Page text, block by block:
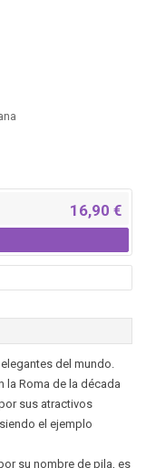
16,90 €
del mundo.
la Roma de la década
sus atractivos
el ejemplo
su nombre de pila, es